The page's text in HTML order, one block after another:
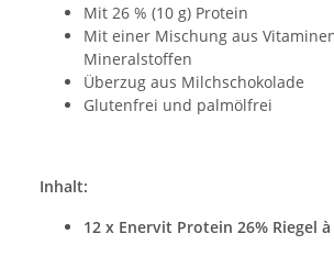
Mit 26 % (10 g) Protein
Mit einer Mischung aus
Mineralstoffen
Überzug aus Milchschokolade
Glutenfrei und palmölfrei
Inhalt:
12 x Enervit Protein 26% Riegel à